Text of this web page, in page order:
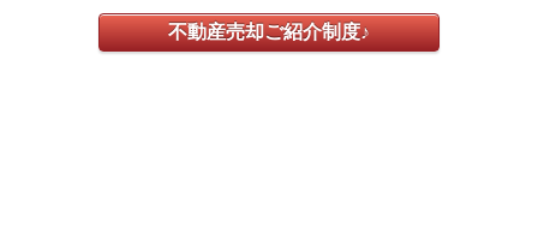
不動産売却ご紹介制度♪